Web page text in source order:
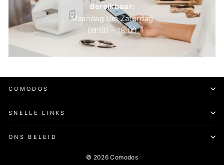
Bereikbaar:
Maandag t/m Zaterdag
09:00 – 18:00
COMODOS
SNELLE LINKS
ONS BELEID
© 2026 Comodos